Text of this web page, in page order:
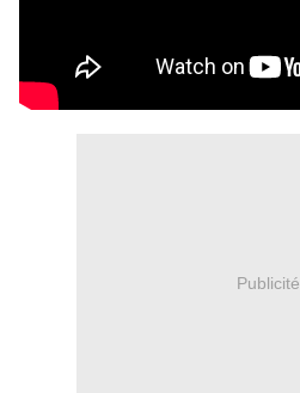
Publicité